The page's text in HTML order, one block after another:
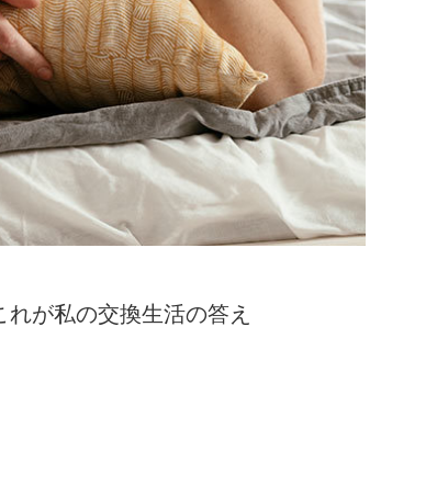
れが私の交換生活の答え